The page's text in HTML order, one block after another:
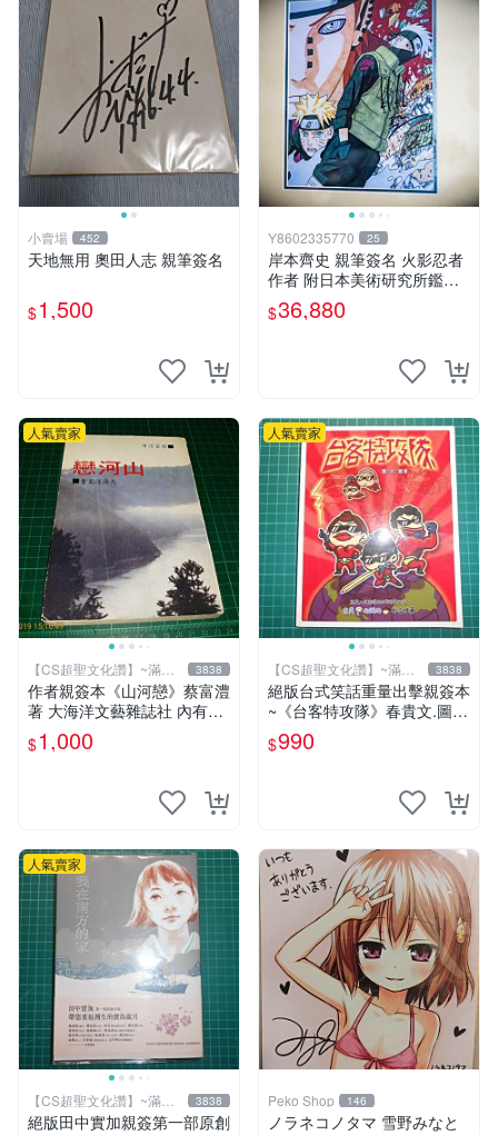
小賣場 452
天地無用 奧田人志 親筆簽名
$1,500
Y8602335770 25
岸本齊史 親筆簽名 火影忍者
作者 附日本美術研究所鑑定
證明書 卡卡西 培英 鳴人 非
佐助 GEM Tsume 曉
$36,880
人氣賣家
【CS超聖文化讚】~滿千
元送運
3838
作者親簽本《山河戀》蔡富澧
著 大海洋文藝雜誌社 內有註
記【CS超聖文化讚】
$1,000
人氣賣家
【CS超聖文化讚】~滿千
元送運
3838
絕版台式笑話重量出擊親簽本
~《台客特攻隊》春貴文.圖
布克文化【CS超聖文化2讚】
$990
人氣賣家
【CS超聖文化讚】~滿千
元送運
3838
絕版田中實加親簽第一部原創
Peko Shop 146
ノラネコノタマ 雪野みなと